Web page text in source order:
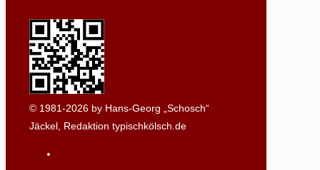
© 1981-2026 by Hans-Georg „Schosch“
Jäckel, Redaktion typischkölsch.de